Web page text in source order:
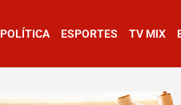
POLÍTICA ESPORTES TV MIX